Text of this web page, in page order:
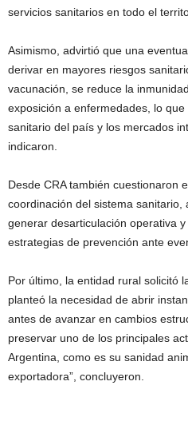
servicios sanitarios en todo el
Asimismo, advirtió que una
derivar en mayores riesgos
vacunación, se reduce la
exposición a enfermedades, lo
sanitario del país y los mercados
indicaron.
Desde CRA también cuestionaron
coordinación del sistema sanitario,
generar desarticulación operativa
estrategias de prevención ante
Por último, la entidad rural solicitó
planteó la necesidad de abrir
antes de avanzar en cambios
preservar uno de los principales
Argentina, como es su sanidad
exportadora”, concluyeron.